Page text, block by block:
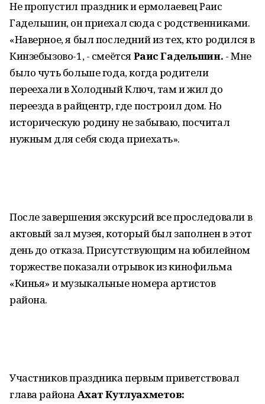
Не пропустил праздник и ермолаевец Раис
Гадельшин, он приехал сюда с родственниками.
«Наверное, я был последний из тех, кто родился в
Кинзебызово-1, - смеётсяРаис Гадельшин. - Мне
было чуть больше года, когда родители
переехали в Холодный Ключ, там и жил до
переезда в райцентр, где построил дом. Но
историческую родину не забываю, посчитал
нужным для себя сюда приехать».
После завершения экскурсий все проследовали в
актовый зал музея, который был заполнен в этот
день до отказа. Присутствующим на юбилейном
торжестве показали отрывок из кинофильма
«Кинья» и музыкальные номера артистов
района.
Участников праздника первым приветствовал
глава района Ахат Кутлуахметов: